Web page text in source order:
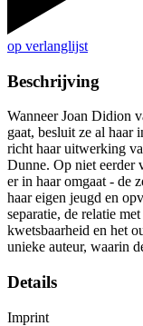
op verlanglijst
Beschrijving
Wanneer Joan Didion
gaat, besluit ze al haar
richt haar uitwerking
Dunne. Op niet eerder
er in haar omgaat - de
haar eigen jeugd en
separatie, de relatie
kwetsbaarheid en het
unieke auteur, waarin
Details
Imprint